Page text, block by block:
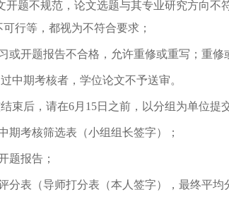
开题不规范，论文选题与其专业研究方向
行等，都视为不符合要求；
或开题报告不合格，允许重修或重写；重修
过中期考核者，学位论文不予送审。
结束后，请在6月 15日之前，以分组为单位提
期考核筛选表（小组组长签字）；
题报告；
分表（导师打分表（本人签字），最终平均